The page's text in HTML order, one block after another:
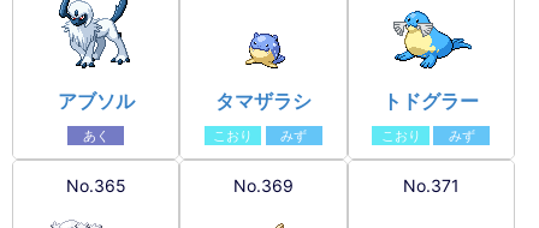
アブソル
あく
タマザラシ
こおり みず
トドグラー
こおり みず
No.365 No.369 No.371